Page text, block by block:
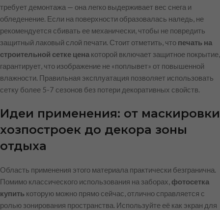
требует демонтажа — она легко выдерживает вес снега и
обледенение. Если на поверхности образовалась наледь, не
рекомендуется сбивать ее механически, чтобы не повредить
защитный лаковый слой печати. Стоит отметить, что печать на
строительной сетке цена которой включает защитное покрытие,
гарантирует, что изображение не «поплывет» от повышенной
влажности. Правильная эксплуатация позволяет использовать
сетку более 5-7 сезонов без потери декоративных свойств.
Идеи применения: от маскировки
хозпостроек до декора зоны
отдыха
Область применения этого материала практически безгранична.
Помимо классического использования на заборах, фотосетка
купить которую можно прямо сейчас, отлично справляется с
ролью зонирования пространства. Используйте её как экран для